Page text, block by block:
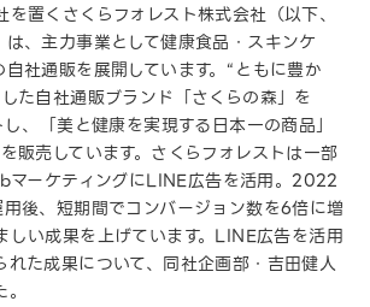
置くさくらフォレスト株式会社（以下、
は、主力事業として健康食品・スキンケ
社通販を展開しています。“ともに豊か
た自社通販ブランド「さくらの森」を
、「美と健康を実現する日本一の商品」
販売しています。さくらフォレストは一部
マーケティングにLINE広告を活用。2022
後、短期間でコンバージョン数を6倍に増
しい成果を上げています。LINE広告を活用
れた成果について、同社企画部・吉田健人